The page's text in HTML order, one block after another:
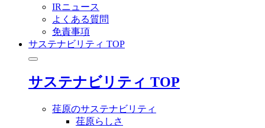
IRニュース
よくある質問
免責事項
サステナビリティ TOP
サステナビリティ TOP
荏原のサステナビリティ
荏原らしさ